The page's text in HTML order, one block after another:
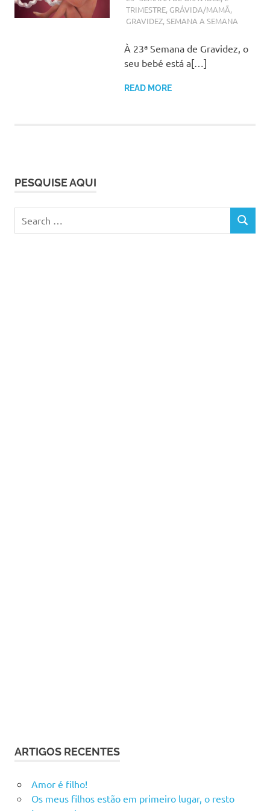
TRIMESTRE, GRÁVIDA/MAMÃ,
GRAVIDEZ,SEMANA A SEMANA
À 23ª Semana de Gravidez, o
seu bebé está a[…]
READ MORE
PESQUISE AQUI
for:
SEARCH
ARTIGOS RECENTES
Amor é filho!
Os meus filhos estão em primeiro lugar, o resto